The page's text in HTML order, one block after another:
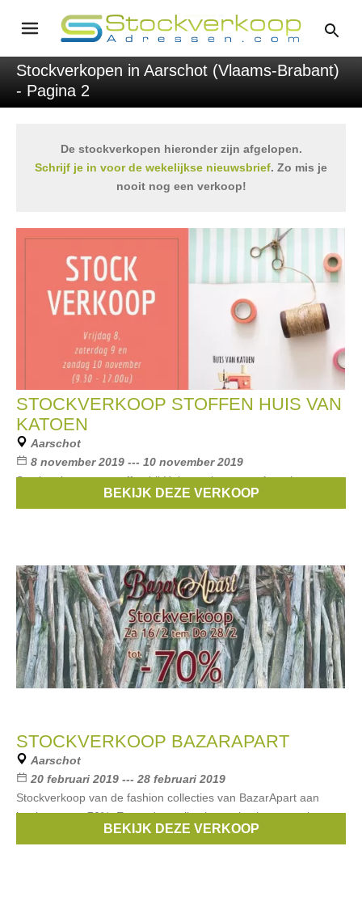
Stockverkopen in Aarschot (Vlaams-Brabant)
- Pagina 2
De stockverkopen hieronder zijn afgelopen.
Schrijf je in voor de wekelijkse nieuwsbrief. Zo mis je
nooit nog een verkoop!
STOCKVERKOOP STOFFEN HUIS VAN
KATOEN
Aarschot
8 november 2019 --- 10 november 2019
Stockverkoop van stoffen bij Huis van katoen te Aarschot.
Kortingen tot -70%BEKIJK DEZE VERKOOP
STOCKVERKOOP BAZARAPART
Aarschot
20 februari 2019 --- 28 februari 2019
Stockverkoop van de fashion collecties van BazarApart aan
kortingen tot -70%. Er worden collecties verkocht van vorige
seizoenen, eindereeksen, laatste stuks, etc .. Bij BazarApart
BEKIJK DEZE VERKOOP